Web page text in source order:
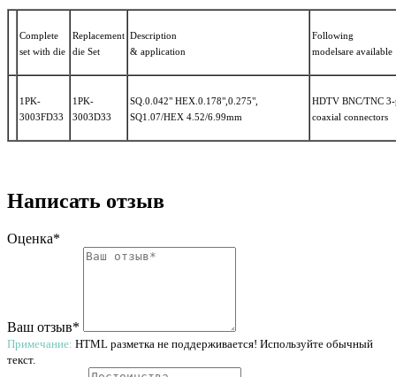
Complete
set with die
Replacement
die Set
Description
& application
Following
modelsare available
1PK-
3003FD33
1PK-
3003D33
SQ.0.042" HEX.0.178",0.275",
SQ1.07/HEX 4.52/6.99mm
HDTV BNC/TNC 3-
coaxial connectors
Написать отзыв
Оценка*
Ваш отзыв*
Примечание: HTML разметка не поддерживается! Используйте обычный
текст.